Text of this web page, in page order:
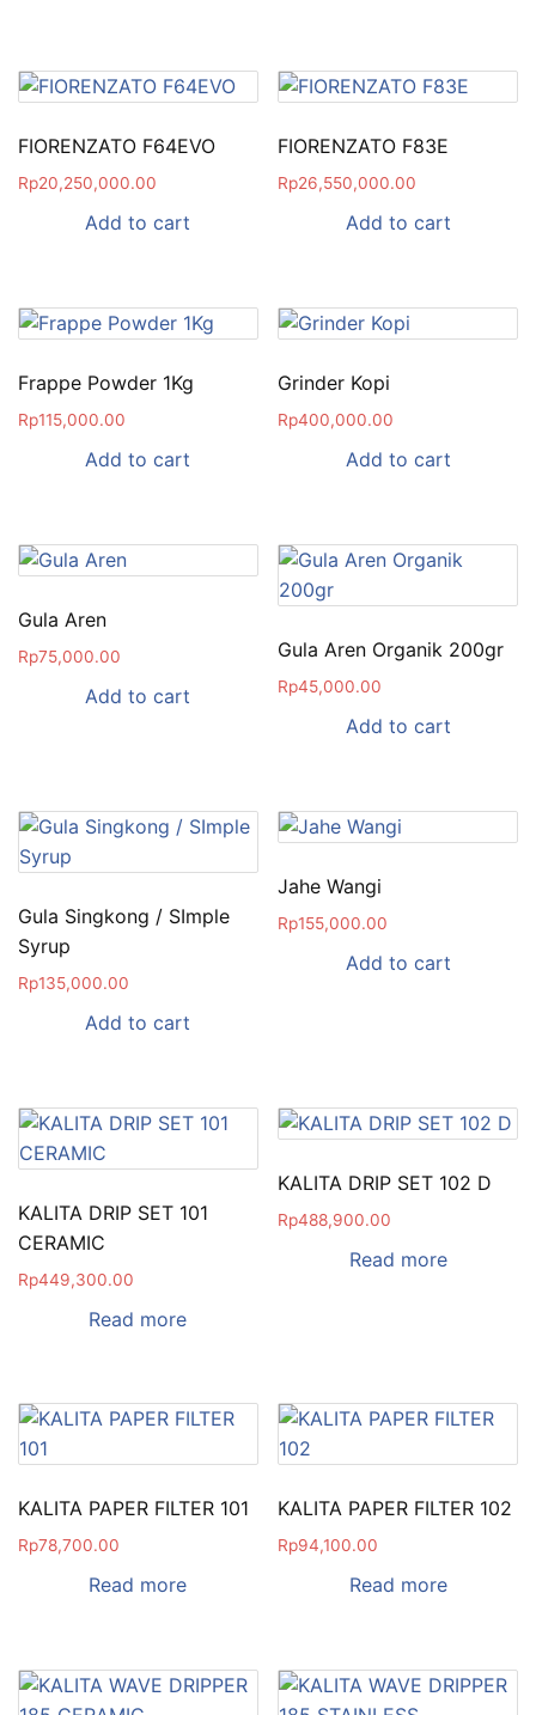
FIORENZATO F64EVO
Rp20,250,000.00
Add to cart
FIORENZATO F83E
Rp26,550,000.00
Add to cart
Frappe Powder 1Kg
Rp115,000.00
Add to cart
Grinder Kopi
Rp400,000.00
Add to cart
Gula Aren
Rp75,000.00
Add to cart
Gula Aren Organik 200gr
Rp45,000.00
Add to cart
Gula Singkong / SImple
Syrup
Rp135,000.00
Add to cart
Jahe Wangi
Rp155,000.00
Add to cart
KALITA DRIP SET 101
CERAMIC
Rp449,300.00
Read more
KALITA DRIP SET 102 D
Rp488,900.00
Read more
KALITA PAPER FILTER 101
Rp78,700.00
Read more
KALITA PAPER FILTER 102
Rp94,100.00
Read more